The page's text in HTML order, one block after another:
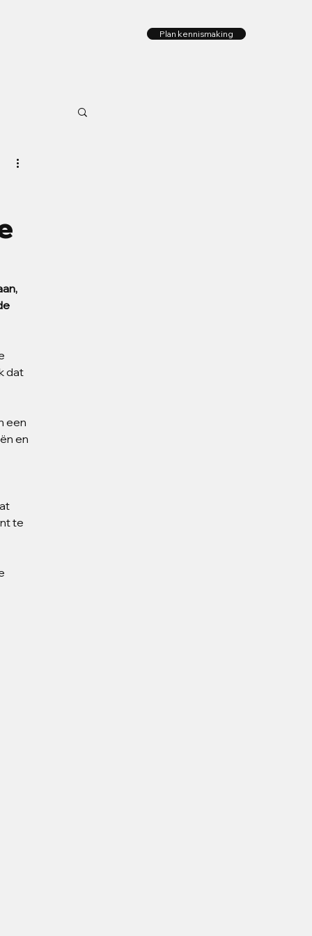
Plan kennismaking
dat
een
en
te